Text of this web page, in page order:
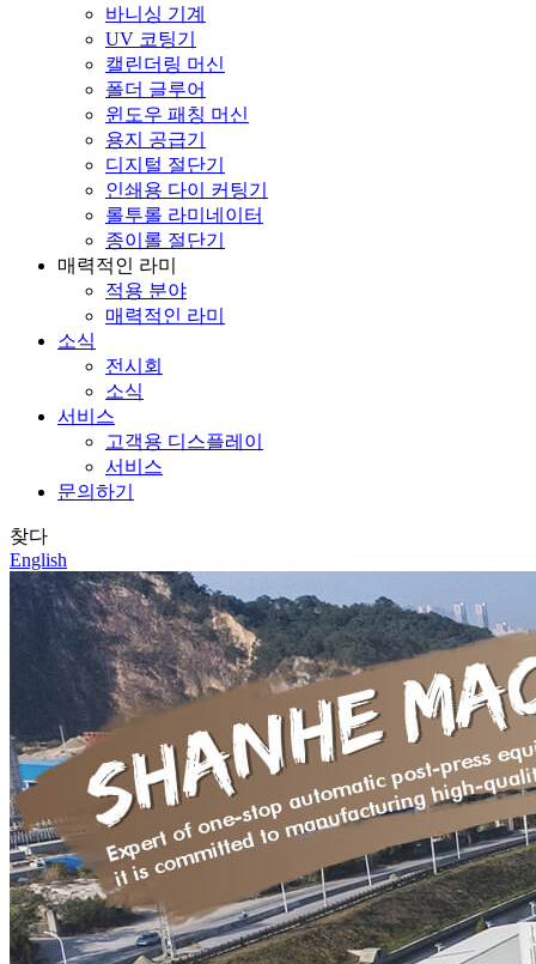
바니싱 기계
UV 코팅기
캘린더링 머신
폴더 글루어
윈도우 패칭 머신
용지 공급기
디지털 절단기
인쇄용 다이 커팅기
롤투롤 라미네이터
종이롤 절단기
매력적인 라미
적용 분야
매력적인 라미
소식
전시회
소식
서비스
고객용 디스플레이
서비스
문의하기
찾다
English